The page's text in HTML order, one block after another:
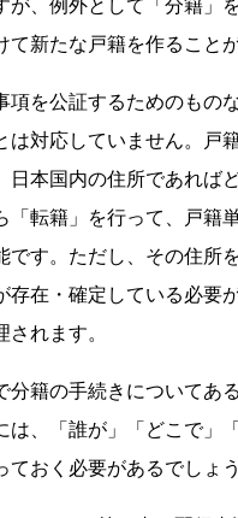
が、例外として「分籍」
て新たな戸籍を作ること
項を公証するためのもの
は対応していません。戸
日本国内の住所であれば
「転籍」を行って、戸籍
です。ただし、その住所
存在・確定している必要
されます。
分籍の手続きについてあ
は、「誰が」「どこで」
ておく必要があるでしょう